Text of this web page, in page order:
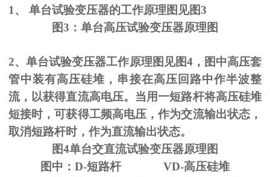
1、 单台试验变压器的工作原理图见图3
图3 ：单台高压试验变压器原理图
2、单台试验变压器工作原理图见图4 ，图中高压套
管中装有高压硅堆，串接在高压回路中作半波整
流，以获得直流高电压。当用一短路杆将高压硅堆
短接时，可获得工频高电压，作为交流输出状态，
取消短路杆时，作为直流输出状态。
图4单台交直流试验变压器原理图
图中： D-短路杆 VD-高压硅堆